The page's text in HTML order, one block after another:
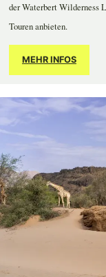
der Waterbert Wilderness
Touren anbieten.
MEHR INFOS